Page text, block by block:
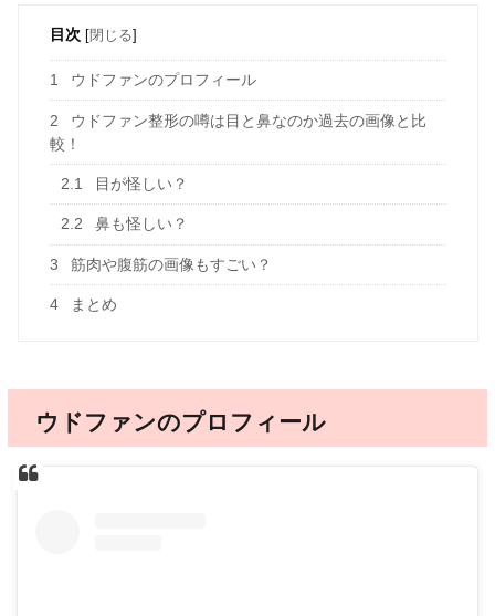
目次 [閉じる]
1 ウドファンのプロフィール
2
ウドファン整形の噂は目と鼻なのか過去の画像と比
較！
2.1 目が怪しい？
2.2 鼻も怪しい？
3 筋肉や腹筋の画像もすごい？
4 まとめ
ウドファンのプロフィール